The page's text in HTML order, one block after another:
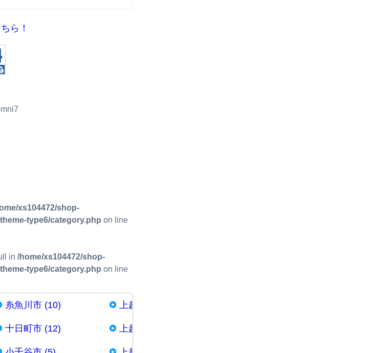
ら！
xs104472/shop-
type6/category.php on line
in/home/xs104472/shop-
type6/category.php on line
糸魚川市 (10)
十日町市 (12)
上越市柿崎区 (1)
上越市吉川区 (1)